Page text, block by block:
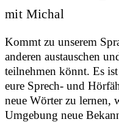
mit Michal
Kommt zu unserem
anderen austauschen
teilnehmen könnt. Es
eure Sprech- und
neue Wörter zu lernen,
Umgebung neue